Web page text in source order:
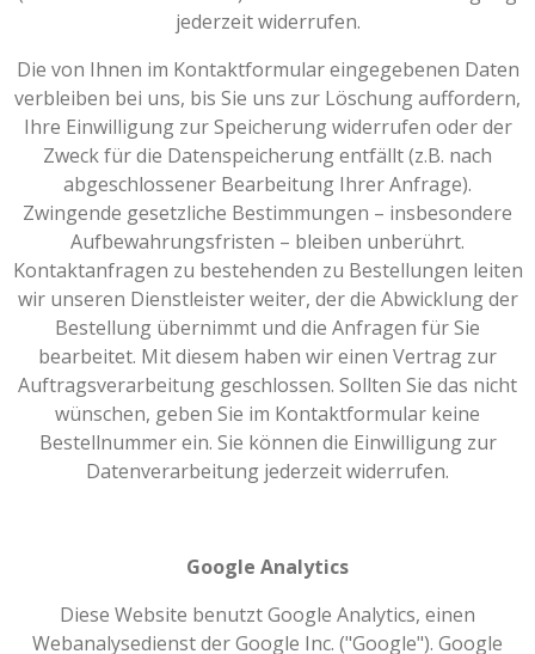
jederzeit widerrufen.
Die von Ihnen im Kontaktformular eingegebenen Daten
verbleiben bei uns, bis Sie uns zur Löschung auffordern,
Ihre Einwilligung zur Speicherung widerrufen oder der
Zweck für die Datenspeicherung entfällt (z.B. nach
abgeschlossener Bearbeitung Ihrer Anfrage).
Zwingende gesetzliche Bestimmungen – insbesondere
Aufbewahrungsfristen – bleiben unberührt.
Kontaktanfragen zu bestehenden zu Bestellungen leiten
wir unseren Dienstleister weiter, der die Abwicklung der
Bestellung übernimmt und die Anfragen für Sie
bearbeitet. Mit diesem haben wir einen Vertrag zur
Auftragsverarbeitung geschlossen. Sollten Sie das nicht
wünschen, geben Sie im Kontaktformular keine
Bestellnummer ein. Sie können die Einwilligung zur
Datenverarbeitung jederzeit widerrufen.
Google Analytics
Diese Website benutzt Google Analytics, einen
Webanalysedienst der Google Inc. ("Google"). Google